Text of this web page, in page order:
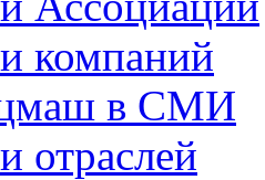
компаний
в СМИ
отраслей